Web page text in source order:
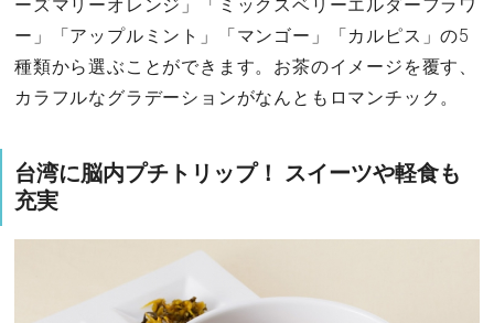
ーズマリーオレンジ」「ミックスベリーエルダーフラワ
ー」「アップルミント」「マンゴー」「カルピス」の5
種類から選ぶことができます。お茶のイメージを覆す、
カラフルなグラデーションがなんともロマンチック。
台湾に脳内プチトリップ！ スイーツや軽食も
充実